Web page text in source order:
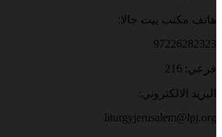
هاتف مكتب بيت جالا:
97226282323
فرعي: 216
البريد الالكتروني:
liturgyjerusalem@lpj.org